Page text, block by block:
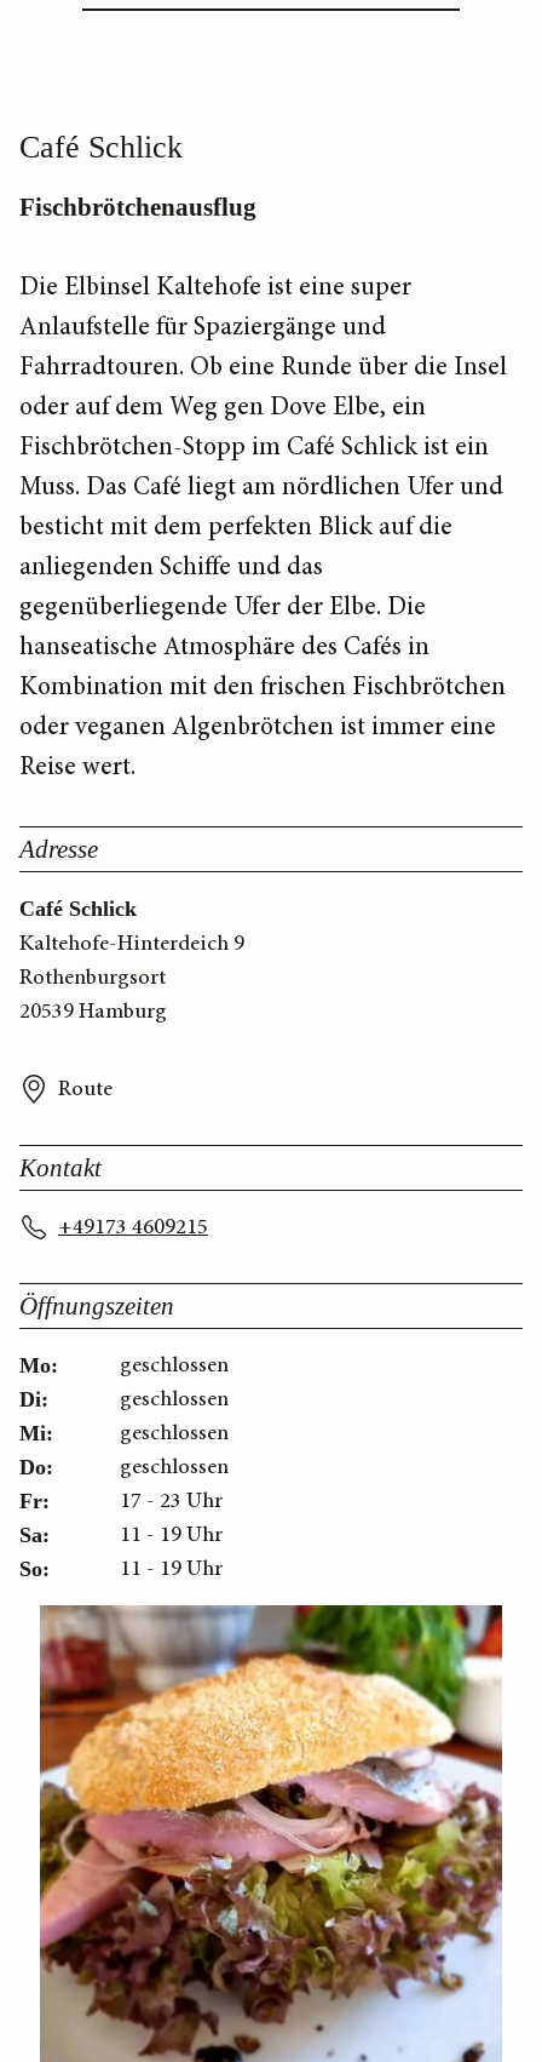
Café Schlick
Fischbrötchenausflug
Die Elbinsel Kaltehofe ist eine super
Anlaufstelle für Spaziergänge und
Fahrradtouren. Ob eine Runde über die Insel
oder auf dem Weg gen Dove Elbe, ein
Fischbrötchen-Stopp im Café Schlick ist ein
Muss. Das Café liegt am nördlichen Ufer und
besticht mit dem perfekten Blick auf die
anliegenden Schiffe und das
gegenüberliegende Ufer der Elbe. Die
hanseatische Atmosphäre des Cafés in
Kombination mit den frischen Fischbrötchen
oder veganen Algenbrötchen ist immer eine
Reise wert.
Adresse
Café Schlick
Kaltehofe-Hinterdeich 9
Rothenburgsort
20539 Hamburg
Route
Kontakt
+49173 4609215
Öffnungszeiten
Mo: geschlossen
Di: geschlossen
Mi: geschlossen
Do: geschlossen
Fr: 17 - 23 Uhr
Sa: 11 - 19 Uhr
So: 11 - 19 Uhr